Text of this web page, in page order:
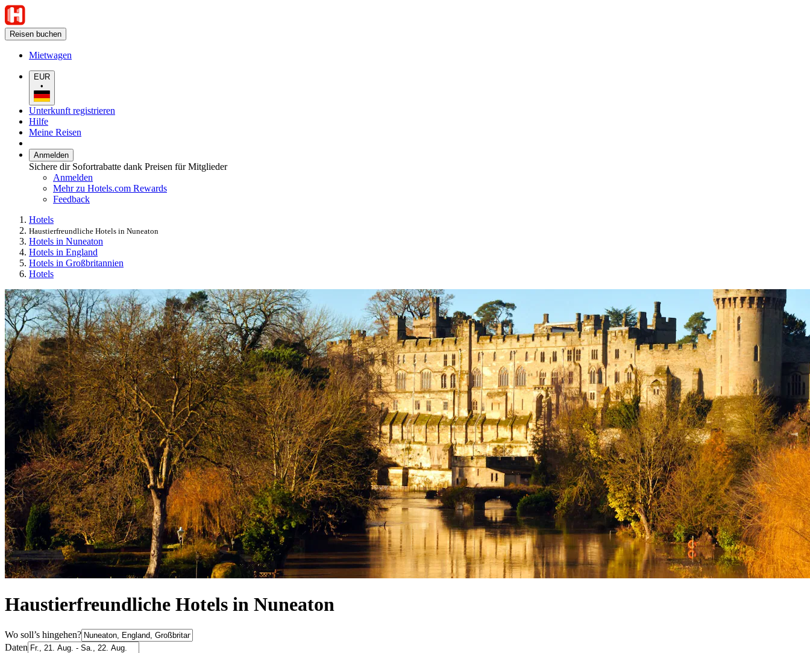
Reisen buchen
Mietwagen
EUR
•
Unterkunft registrieren
Hilfe
Meine Reisen
Anmelden
Sichere dir Sofortrabatte dank Preisen für Mitglieder
Anmelden
Mehr zu Hotels.com Rewards
Feedback
Hotels
Haustierfreundliche Hotels in Nuneaton
Hotels in Nuneaton
Hotels in England
Hotels in Großbritannien
Hotels
Haustierfreundliche Hotels in Nuneaton
Wo soll’s hingehen?
Daten